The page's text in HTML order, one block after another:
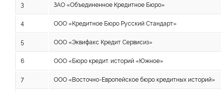
3 ЗАО «Объединенное Кредитное Бюро»
4 ООО «Кредитное Бюро Русский Стандарт»
5 ООО «Эквифакс Кредит Сервисиз»
6 ООО «Бюро кредит. историй «Южное»
7 ООО «Восточно-Европейское бюро кредитных историй»